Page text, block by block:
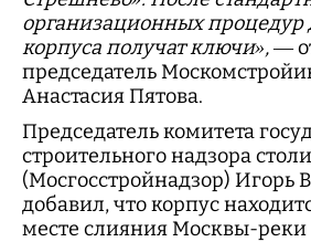
организационных
корпуса получат ключи»,—
председатель
Анастасия Пятова.
Председатель комитета
строительного надзора
(Мосгосстройнадзор) Игорь
добавил, что корпус
месте слияния Москвы-реки